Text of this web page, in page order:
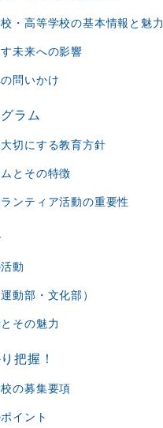
・高等学校の基本情報と魅力
未来への影響
問いかけ
ラム
切にする教育方針
とその特徴
ンティア活動の重要性
動
動部・文化部）
その魅力
把握！
の募集要項
イント